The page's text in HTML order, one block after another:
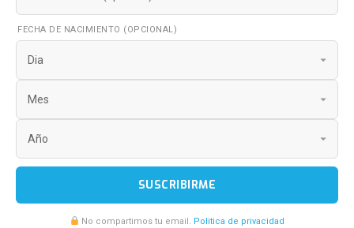
FECHA DE NACIMIENTO (OPCIONAL)
SUSCRIBIRME
No compartimos tu email. Politica de privacidad